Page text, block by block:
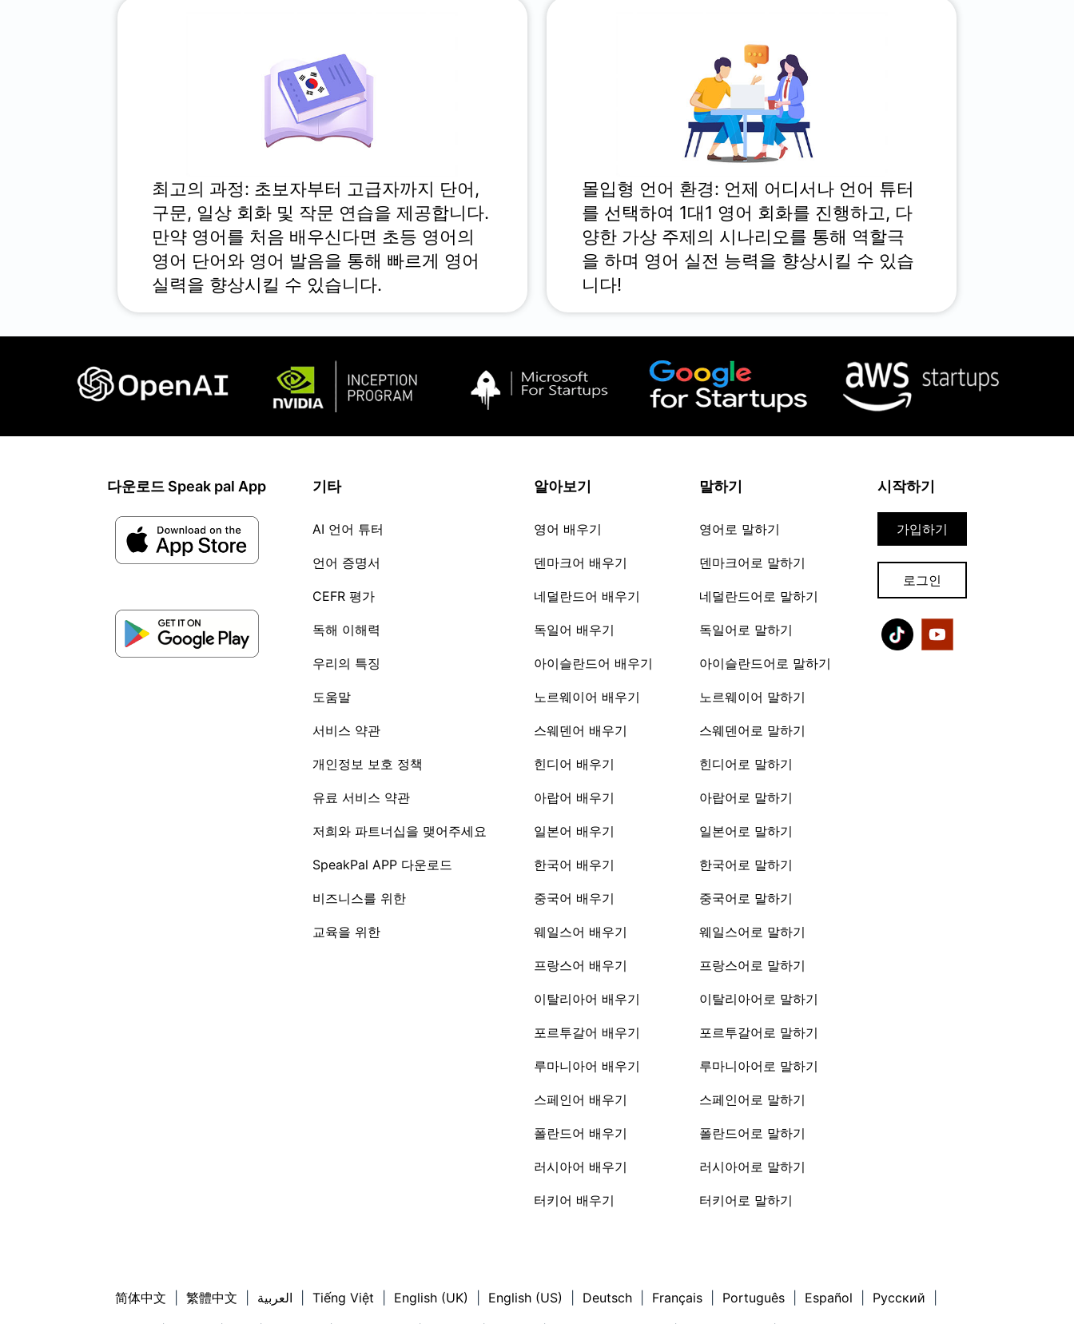
최고의 과정: 초보자부터 고급자까지 단어,
구문, 일상 회화 및 작문 연습을 제공합니다.
만약 영어를 처음 배우신다면 초등 영어의
영어 단어와 영어 발음을 통해 빠르게 영어
실력을 향상시킬 수 있습니다.
몰입형 언어 환경: 언제 어디서나 언어 튜터
를 선택하여 1대1 영어 회화를 진행하고, 다
양한 가상 주제의 시나리오를 통해 역할극
을 하며 영어 실전 능력을 향상시킬 수 있습
니다!
다운로드 Speak pal App 기타
AI 언어 튜터
언어 증명서
CEFR 평가
독해 이해력
우리의 특징
도움말
서비스 약관
개인정보 보호 정책
유료 서비스 약관
저희와 파트너십을 맺어주세요
SpeakPal APP 다운로드
비즈니스를 위한
교육을 위한
알아보기
영어 배우기
덴마크어 배우기
네덜란드어 배우기
독일어 배우기
아이슬란드어 배우기
노르웨이어 배우기
스웨덴어 배우기
힌디어 배우기
아랍어 배우기
일본어 배우기
한국어 배우기
중국어 배우기
웨일스어 배우기
프랑스어 배우기
이탈리아어 배우기
포르투갈어 배우기
루마니아어 배우기
스페인어 배우기
폴란드어 배우기
러시아어 배우기
터키어 배우기
말하기
영어로 말하기
덴마크어로 말하기
네덜란드어로 말하기
독일어로 말하기
아이슬란드어로 말하기
노르웨이어 말하기
스웨덴어로 말하기
힌디어로 말하기
아랍어로 말하기
일본어로 말하기
한국어로 말하기
중국어로 말하기
웨일스어로 말하기
프랑스어로 말하기
이탈리아어로 말하기
포르투갈어로 말하기
루마니아어로 말하기
스페인어로 말하기
폴란드어로 말하기
러시아어로 말하기
터키어로 말하기
시작하기
가입하기
로그인
简体中文 繁體中文 العربية Tiếng Việt English (UK) English (US) Deutsch Français Português Español Русский